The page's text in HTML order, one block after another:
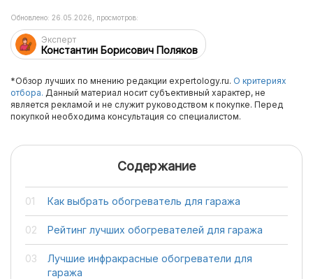
Эксперт
Константин Борисович Поляков
Обновлено: 26.05.2026, просмотров:
*Обзор лучших по мнению редакции expertology.ru. О критериях
отбора. Данный материал носит субъективный характер, не
является рекламой и не служит руководством к покупке. Перед
покупкой необходима консультация со специалистом.
Содержание
Как выбрать обогреватель для гаража
Рейтинг лучших обогревателей для гаража
Лучшие инфракрасные обогреватели для
гаража